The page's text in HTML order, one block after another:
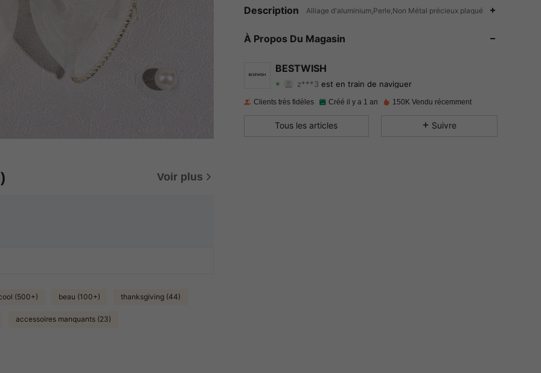
Voir plus
(500+) beau (100+) thanksgiving (44)
accessoires manquants (23)
Description Alliage d'aluminium,Perle,Non Métal précieux plaqué
À Propos Du Magasin
BESTWISH
z***3est en train de naviguer
4.94 Evaluation 233Articles 2.7K
Clients très fidèles Créé il y a 1 an 150K Vendu récemment
Tous les articles Suivre